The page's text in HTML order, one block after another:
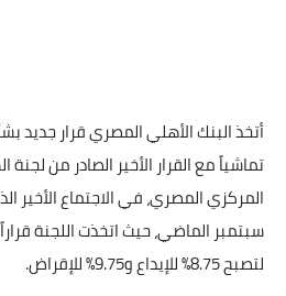
أتخذ البنك الأهلي المصري قرار جديد
تماشياً مع القرار الأخير الصادر من لجنة
المركزي المصري، في الاجتماع الأخير
لتصبح 8.75% للإيداع و9.75% للإقراض.